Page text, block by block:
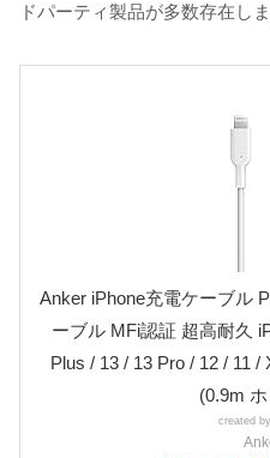
ドパーティ製品が多数存在しま
Anker iPhone充電ケーブル
ーブル MFi認証 超高耐久
Plus / 13 / 13 Pro / 12 / 11
(0.9m
created by